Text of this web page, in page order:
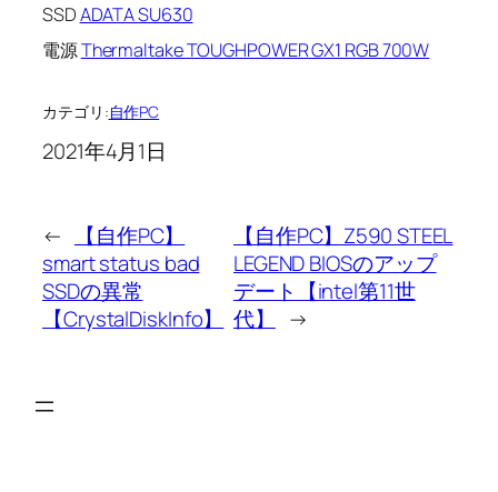
SSDADATA SU630
電源Thermaltake TOUGHPOWER GX1 RGB 700W
カテゴリ:自作PC
2021年4月1日
←
【自作PC】
smart status bad
SSDの異常
【CrystalDiskInfo】
【自作PC】Z590 STEEL
LEGEND BIOSのアップ
デート【intel第11世
代】
→